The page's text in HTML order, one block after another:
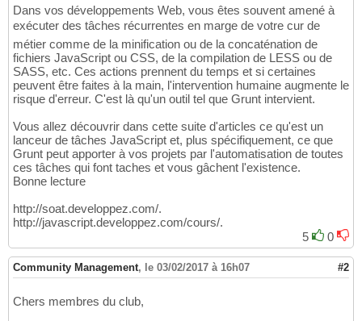
Dans vos développements Web, vous êtes souvent amené à
exécuter des tâches récurrentes en marge de votre cur de
métier comme de la minification ou de la concaténation de
fichiers JavaScript ou CSS, de la compilation de LESS ou de
SASS, etc. Ces actions prennent du temps et si certaines
peuvent être faites à la main, l'intervention humaine augmente le
risque d'erreur. C'est là qu'un outil tel que Grunt intervient.
Vous allez découvrir dans cette suite d'articles ce qu'est un
lanceur de tâches JavaScript et, plus spécifiquement, ce que
Grunt peut apporter à vos projets par l'automatisation de toutes
ces tâches qui font taches et vous gâchent l'existence.
Bonne lecture
http://soat.developpez.com/.
http://javascript.developpez.com/cours/.
5
0
Community Management, le 03/02/2017 à 16h07 #2
Chers membres du club,